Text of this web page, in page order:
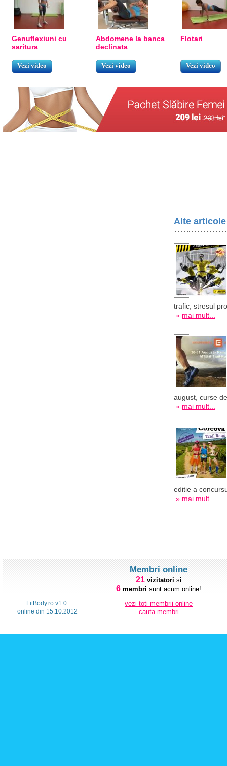
Genuflexiuni cu
saritura
Vezi video
Abdomene la banca
declinata
Vezi video
Flotari
Vezi video
Alte
trafic, stresul
» mai mult...
august, curse
» mai mult...
editie a
» mai mult...
FitBody.ro v1.0.
online din 15.10.2012
Membri online
21 vizitatori si
6 membri sunt acum online!
vezi toti membrii online
cauta membri